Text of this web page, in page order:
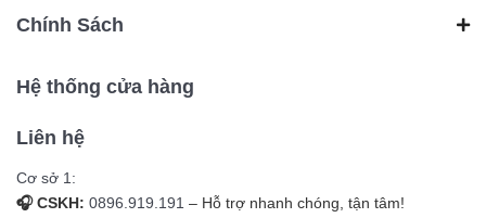
Chính Sách
Hệ thống cửa hàng
Liên hệ
Cơ sở 1:
🎧 CSKH: 0896.919.191 – Hỗ trợ nhanh chóng, tận tâm!